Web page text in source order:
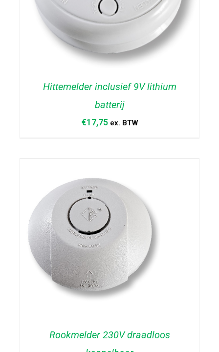
Hittemelder inclusief 9V lithium
batterij
€17,75 ex. BTW
Rookmelder 230V draadloos